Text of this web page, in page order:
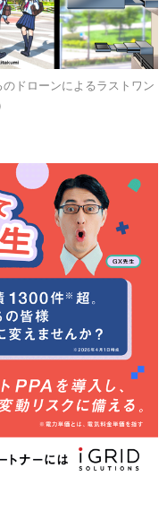
ドローンによるラストワン